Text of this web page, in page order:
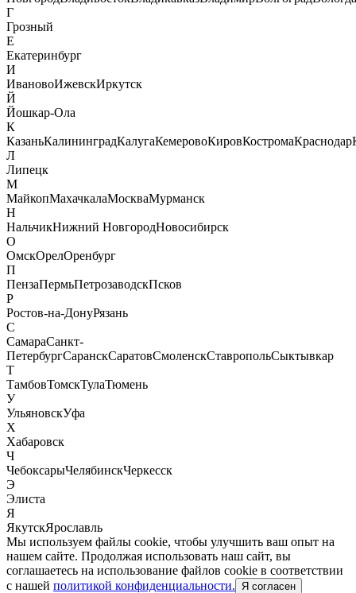
Г
Грозный
Е
Екатеринбург
И
ИвановоИжевскИркутск
Й
Йошкар-Ола
К
КазаньКалининградКалугаКемеровоКировКостромаКраснодар
Л
Липецк
М
МайкопМахачкалаМоскваМурманск
Н
НальчикНижний НовгородНовосибирск
О
ОмскОрелОренбург
П
ПензаПермьПетрозаводскПсков
Р
Ростов-на-ДонуРязань
С
СамараСанкт-
ПетербургСаранскСаратовСмоленскСтавропольСыктывкар
Т
ТамбовТомскТулаТюмень
У
УльяновскУфа
Х
Хабаровск
Ч
ЧебоксарыЧелябинскЧеркесск
Э
Элиста
Я
ЯкутскЯрославль
Мы используем файлы cookie, чтобы улучшить ваш опыт на
нашем сайте. Продолжая использовать наш сайт, вы
соглашаетесь на использование файлов cookie в соответствии
с нашей политикой конфиденциальности. Я согласен